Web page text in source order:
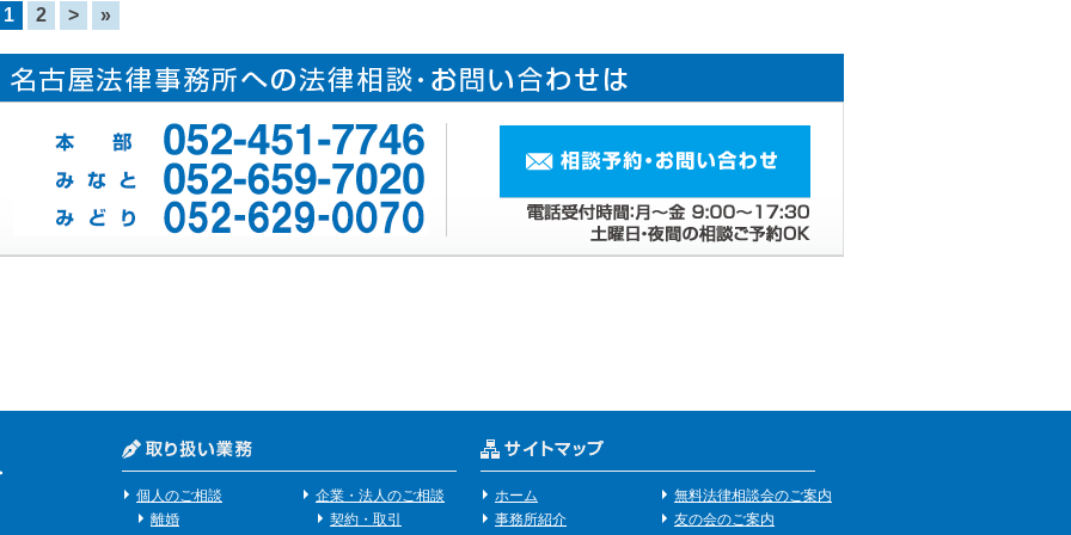
1 2 > »
個人のご相談
離婚
企業・法人のご相談
契約・取引
ホーム
事務所紹介
無料法律相談会のご案内
友の会のご案内